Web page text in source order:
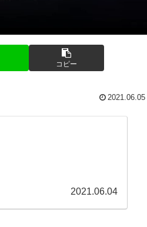
コピー
2021.06.05
2021.06.04